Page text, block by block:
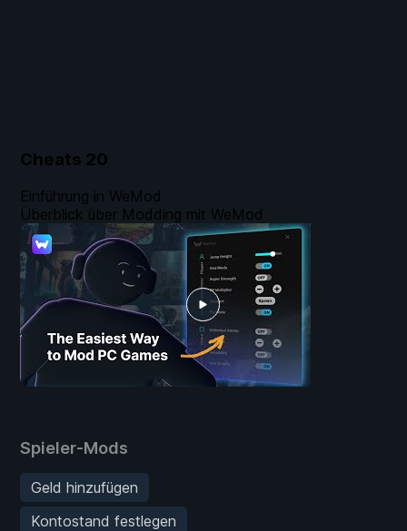
Cheats 20
Spieler-Mods
Geld hinzufügen
Kontostand festlegen
Einführung in WeMod
Überblick über Modding mit WeMod